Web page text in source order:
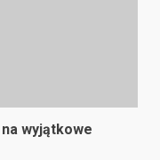
wyjątkowe